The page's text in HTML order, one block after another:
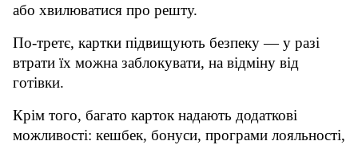
або хвилюватися про решту.
По-третє, картки підвищують безпеку — у разі
втрати їх можна заблокувати, на відміну від
готівки.
Крім того, багато карток надають додаткові
можливості: кешбек, бонуси, програми лояльності,